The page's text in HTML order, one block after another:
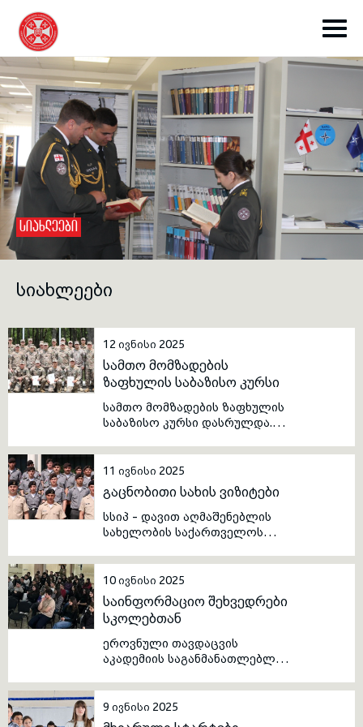
toggle submenu
toggle submenu
ᲡᲘᲐᲮᲚᲔᲔᲑᲘ
ᲡᲘᲐᲮᲚᲔᲔᲑᲘ
12 ივნისი 2025
სამთო მომზადების
ზაფხულის საბაზისო კურსი
სამთო მომზადების ზაფხულის
საბაზისო კურსი დასრულდა.
ქუთათელაძის სახელობის
საჩხერის სამთო მომზადების
სკოლაში „სამთო მომზადების
ზაფხულის საბაზისო კურსის“
დახურვის ცერემონია
გაიმართა. სასწავლო
აღმაშენებლის სახელობის
საქართველოს ეროვნული
თავდაცვის აკადემიის უმცროს
ოფიცერთა მომზადების
სკოლის საკანდიდატო კურსის
მსმენელებმა წარმატებით
დაასრულეს.
11 ივნისი 2025
გაცნობითი სახის ვიზიტები
სსიპ - დავით აღმაშენებლის
სახელობის საქართველოს
აკადემია აგრძელებს
გაცნობითი სახის ვიზიტების
ორგანიზებას სახელმწიფო
უწყებებში.
10 ივნისი 2025
საინფორმაციო შეხვედრები
სკოლებთან
ეროვნული თავდაცვის
აკადემიის საგანმანათლებლო
პოპულარიზაციის,
აბიტურიენტთა მოზიდვის და
აკადემიის შესახებ
9 ივნისი 2025